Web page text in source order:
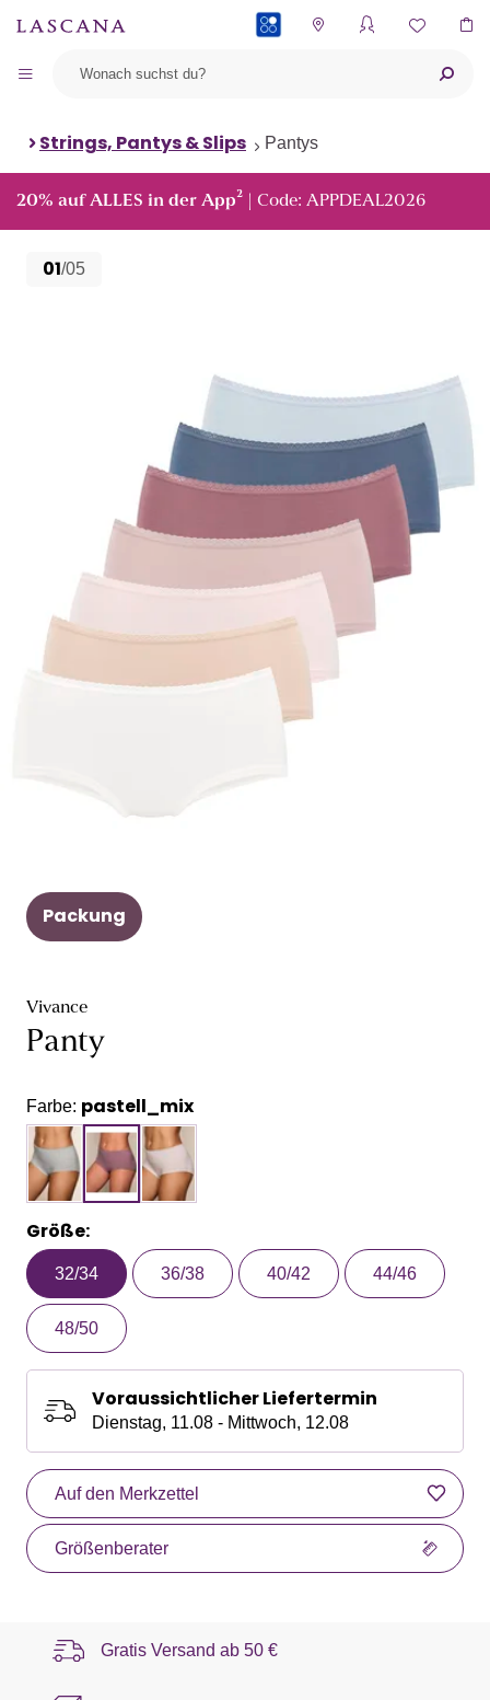
Strings, Pantys & Slips Pantys
20% auf ALLES in der App² | Code: APPDEAL2026
01/05
Packung
Vivance
Panty
Farbe: pastell_mix
Größe:
32/34 36/38 40/42 44/46
48/50
Voraussichtlicher Liefertermin
Dienstag, 11.08 - Mittwoch, 12.08
Auf den Merkzettel
Größenberater
Gratis Versand ab 50 €